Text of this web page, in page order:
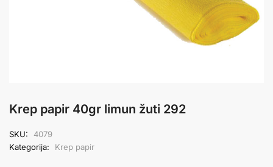
Krep papir 40gr limun žuti 292
SKU:
4079
Kategorija:
Krep papir